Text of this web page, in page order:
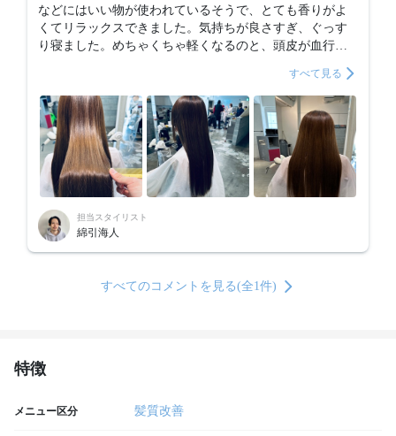
などにはいい物が使われているそうで、とても香りがよ
くてリラックスできました。気持ちが良さすぎ、ぐっす
り寝ました。めちゃくちゃ軽くなるのと、頭皮が血行良
てる感じします！最後仕上がりも満足です。トイレはセ
ンスが良く、壁紙からかける絵まで、全て人の目に潤っ
ています。ハンドソープとハードクリームもイソップを
使ってるから、とても好感度アップしました。
すべて見る
担当スタイリスト
綿引海人
すべてのコメントを見る(全1件)
特徴
メニュー区分 髪質改善